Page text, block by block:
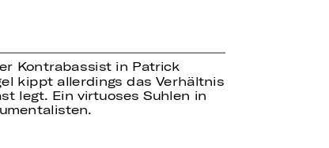
Kontrabassist in Patrick
kippt allerdings das Verhältnis
legt. Ein virtuoses Suhlen in